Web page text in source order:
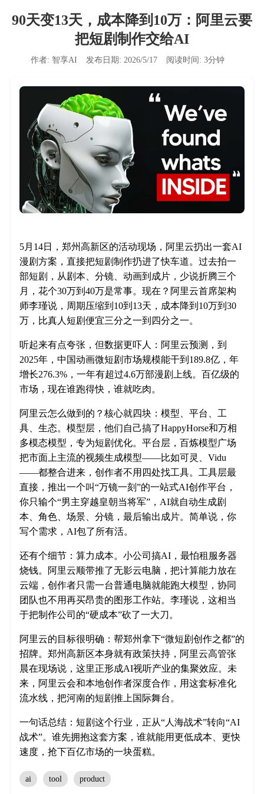
90天变13天，成本降到10万：阿里云要
把短剧制作交给AI
作者: 智享AI 发布日期: 2026/5/17 阅读时间: 3分钟
5月14日，郑州高新区的活动现场，阿里云扔出一套AI
漫剧方案，直接把短剧制作扔进了快车道。过去拍一
部短剧，从剧本、分镜、动画到成片，少说折腾三个
月，花个30万到40万是常事。现在？阿里云首席架构
师李瑾说，周期压缩到10到13天，成本降到10万到30
万，比真人短剧便宜三分之一到四分之一。
听起来有点夸张，但数据更吓人：阿里云预测，到
2025年，中国动画微短剧市场规模能干到189.8亿，年
增长276.3%，一年有超过4.6万部漫剧上线。百亿级的
市场，现在谁跑得快，谁就吃肉。
阿里云怎么做到的？核心就四块：模型、平台、工
具、生态。模型层，他们自己搞了HappyHorse和万相
多模态模型，专为短剧优化。平台层，百炼模型广场
把市面上主流的视频生成模型——比如可灵、Vidu
——都整合进来，创作者不用四处找工具。工具层最
直接，推出一个叫“万镜一刻”的一站式AI创作平台，
你只输个“男主穿越皇朝当将军”，AI就自动生成剧
本、角色、场景、分镜，最后输出成片。简单说，你
写个需求，AI包了所有活。
还有个细节：算力成本。小公司搞AI，最怕租服务器
烧钱。阿里云顺带推了无影云电脑，把计算能力放在
云端，创作者只需一台普通电脑就能跑大模型，协同
团队也不用再买昂贵的图形工作站。李瑾说，这相当
于把制作公司的“硬成本”砍了一大刀。
阿里云的目标很明确：帮郑州拿下“微短剧创作之都”的
招牌。郑州高新区本身就有政策扶持，阿里云高管张
晨在现场说，这里正形成AI视听产业的集聚效应。未
来，阿里云会和本地创作者深度合作，用这套标准化
流水线，把河南的短剧推上国际舞台。
一句话总结：短剧这个行业，正从“人海战术”转向“AI
战术”。谁先拥抱这套方案，谁就能用更低成本、更快
速度，抢下百亿市场的一块蛋糕。
ai tool product